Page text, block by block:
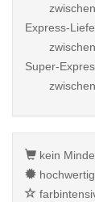
zwischen
Express-
zwischen
Super-
zwischen
kein